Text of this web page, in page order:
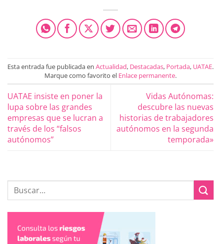
Esta entrada fue publicada en Actualidad, Destacadas, Portada, UATAE.
Marque como favorito el Enlace permanente.
UATAE insiste en poner la
lupa sobre las grandes
empresas que se lucran a
través de los “falsos
autónomos”
Vidas Autónomas:
descubre las nuevas
historias de trabajadores
autónomos en la segunda
temporada»